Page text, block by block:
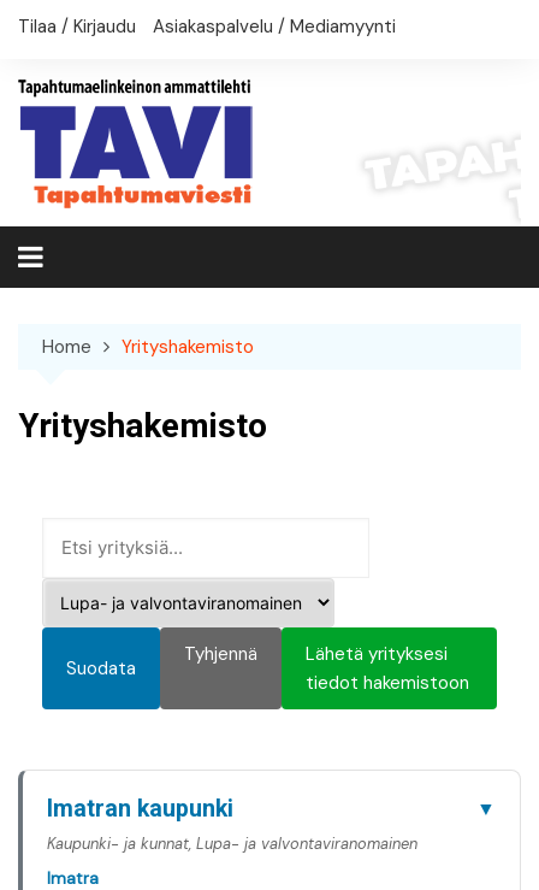
Skip
Tilaa / Kirjaudu Asiakaspalvelu / Mediamyynti
Home Yrityshakemisto
Yrityshakemisto
Suodata
Tyhjennä
Lähetä yrityksesi
tiedot hakemistoon
Imatran kaupunki ▼
Kaupunki- ja kunnat, Lupa- ja valvontaviranomainen
Imatra